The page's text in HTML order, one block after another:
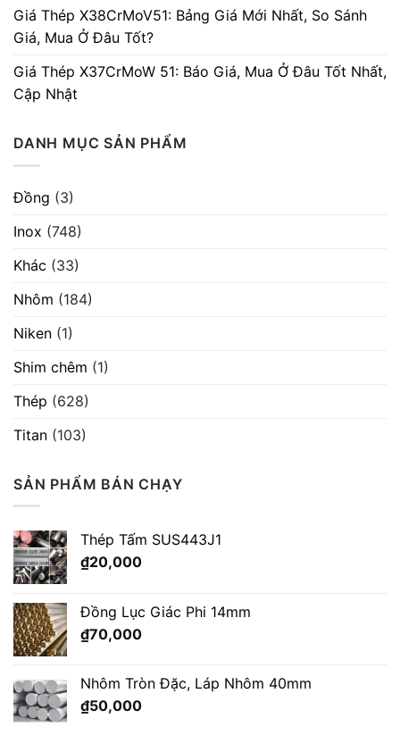
Giá Thép X38CrMoV51: Bảng Giá Mới Nhất, So Sánh
Giá, Mua Ở Đâu Tốt?
Giá Thép X37CrMoW 51: Báo Giá, Mua Ở Đâu Tốt Nhất,
Cập Nhật
DANH MỤC SẢN PHẨM
Đồng (3)
Inox (748)
Khác (33)
Nhôm (184)
Niken (1)
Shim chêm (1)
Thép (628)
Titan (103)
SẢN PHẨM BÁN CHẠY
Thép Tấm SUS443J1
₫20,000
Đồng Lục Giác Phi 14mm
₫70,000
Nhôm Tròn Đặc, Láp Nhôm 40mm
₫50,000